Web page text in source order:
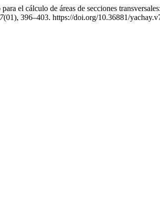
el cálculo de áreas de secciones
7(01), 396–403. https://doi.org/10.36881/